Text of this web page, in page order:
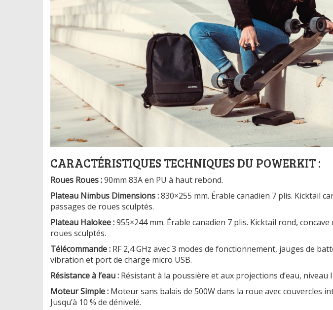
CARACTÉRISTIQUES TECHNIQUES DU POWERKIT :
Roues Roues :90mm 83A en PU à haut rebond.
Plateau Nimbus Dimensions :830×255 mm. Érable canadien 7 plis. Kicktail
passages de roues sculptés.
Plateau Halokee :955×244 mm. Érable canadien 7 plis. Kicktail rond,
roues sculptés.
Télécommande : RF 2,4 GHz avec 3 modes de fonctionnement, jauges de
vibration et port de charge micro USB.
Résistance à l’eau : Résistant à la poussière et aux projections d’eau, niveau
Moteur Simple : Moteur sans balais de 500W dans la roue avec couvercles
Jusqu’à 10 % de dénivelé.